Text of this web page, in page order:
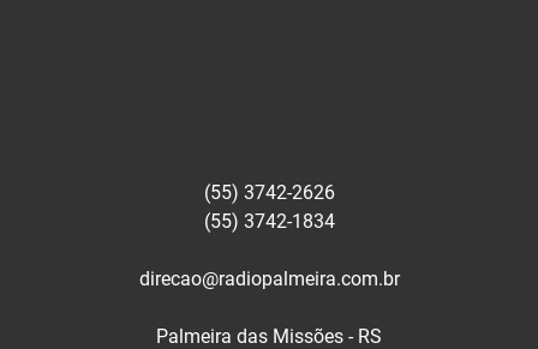
(55) 3742-2626
(55) 3742-1834
direcao@radiopalmeira.com.br
Palmeira das Missões - RS